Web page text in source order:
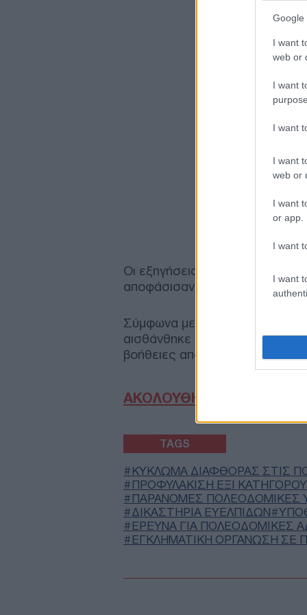
Google
I want
web or
I want
I want
I want
web or
I want
or app.
I want
I want
Οι εξηγήσεις τους, ωστόσο, δεν
αποφάσισαν την προσωρινή
Σύμφωνα με πληροφορίες,
αισθάνθηκε αδιαθεσία και
βοήθειες από πλήρωμα του
ΑΚΟΛΟΥΘΗΣΤΕ ΜΑΣ ΣΤΟ
TAGS
ΚΎΚΛΩΜΑ ΔΙΑΦΘΟΡΆΣ ΣΤΙΣ
ΠΡΟΦΥΛΆΚΙΣΗ ΈΞΙ
ΠΑΡΆΝΟΜΕΣ ΠΟΛΕΟΔΟΜΙΚΈΣ
ΔΙΚΑΣΤΗΡΙΑ ΕΥΕΛΠΙΔΩΝ
ΈΡΕΥΝΑ ΓΙΑ ΠΟΛΕΟΔΟΜΙΚΈΣ
ΕΓΚΛΗΜΑΤΙΚΉ ΟΡΓΆΝΩΣΗ ΣΕ